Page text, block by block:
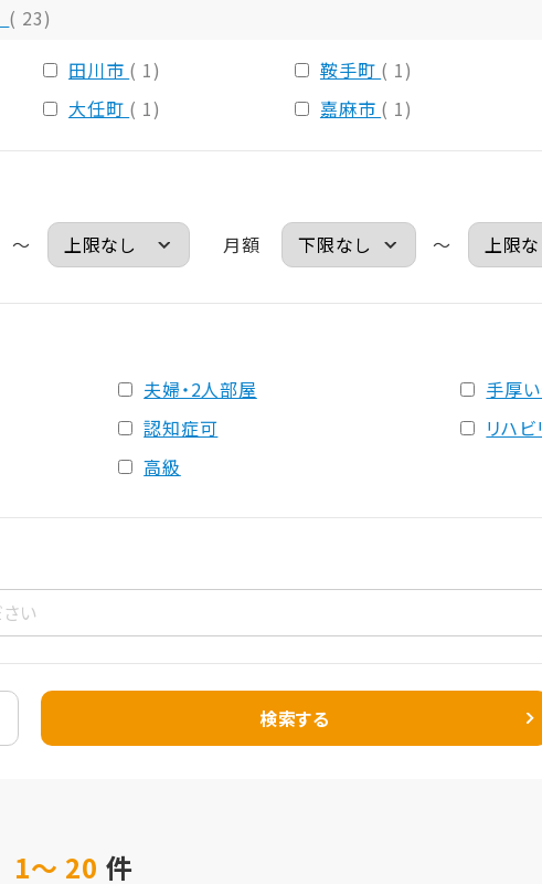
( 23)
田川市 ( 1) 鞍手町 ( 1)
大任町 ( 1) 嘉麻市 ( 1)
～ 月額 ～
夫婦・2人部屋
手厚
認知症可
リハ
高級
検索する
1～ 20 件